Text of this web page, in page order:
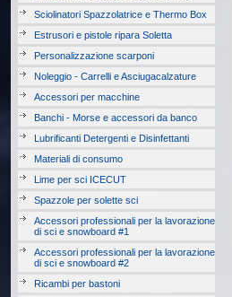
Sciolinatori Spazzolatrice e Thermo Box
Estrusori e pistole ripara Soletta
Personalizzazione scarponi
Noleggio - Carrelli e Asciugacalzature
Accessori per macchine
Banchi - Morse e accessori da banco
Lubrificanti Detergenti e Disinfettanti
Materiali di consumo
Lime per sci ICECUT
Spazzole per solette sci
Accessori professionali per la lavorazione
di sci e snowboard #1
Accessori professionali per la lavorazione
di sci e snowboard #2
Ricambi per bastoni